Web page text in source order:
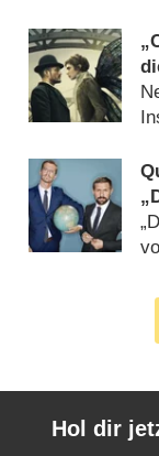
Hol dir